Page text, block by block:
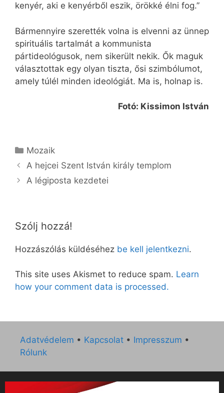
kenyér, aki e kenyérből eszik, örökké élni fog.”
Bármennyire szerették volna is elvenni az ünnep
spirituális tartalmát a kommunista
pártideológusok, nem sikerült nekik. Ők maguk
választottak egy olyan tiszta, ősi szimbólumot,
amely túlél minden ideológiát. Ma is, holnap is.
Fotó: Kissimon István
Kategória
Mozaik
A hejcei Szent István király templom
A légiposta kezdetei
Szólj hozzá!
Hozzászólás küldéséhez be kell jelentkezni.
This site uses Akismet to reduce spam. Learn
how your comment data is processed.
Adatvédelem • Kapcsolat • Impresszum •
Rólunk